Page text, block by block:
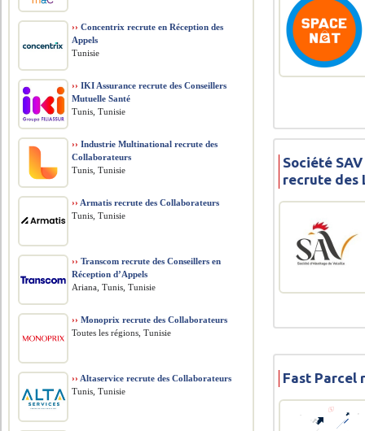
Société
recrute des
Fast Parcel
›› Concentrix recrute en Réception des
Appels
Tunisie
›› IKI Assurance recrute des Conseillers
Mutuelle Santé
Tunis, Tunisie
›› Industrie Multinational recrute des
Collaborateurs
Tunis, Tunisie
›› Armatis recrute des Collaborateurs
Tunis, Tunisie
›› Transcom recrute des Conseillers en
Réception d’Appels
Ariana, Tunis, Tunisie
›› Monoprix recrute des Collaborateurs
Toutes les régions, Tunisie
›› Altaservice recrute des Collaborateurs
Tunis, Tunisie